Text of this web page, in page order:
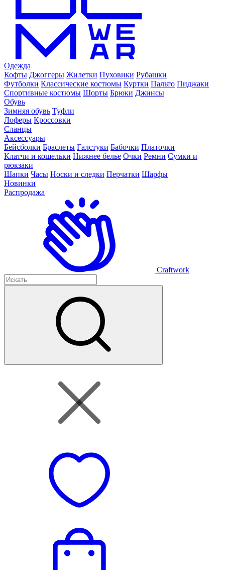
Одежда
Кофты Джоггеры Жилетки Пуховики Рубашки
Футболки Классические костюмы Куртки Пальто Пиджаки
Спортивные костюмы Шорты Брюки Джинсы
Обувь
Зимняя обувь Туфли
Лоферы Кроссовки
Сланцы
Аксессуары
Бейсболки Браслеты Галстуки Бабочки Платочки
Клатчи и кошельки Нижнее белье Очки Ремни Сумки и
рюкзаки
Шапки Часы Носки и следки Перчатки Шарфы
Новинки
Распродажа
Craftwork